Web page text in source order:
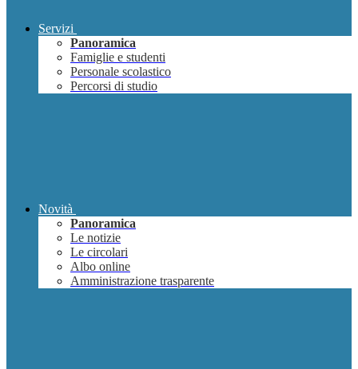
Servizi
Panoramica
Famiglie e studenti
Personale scolastico
Percorsi di studio
Novità
Panoramica
Le notizie
Le circolari
Albo online
Amministrazione trasparente